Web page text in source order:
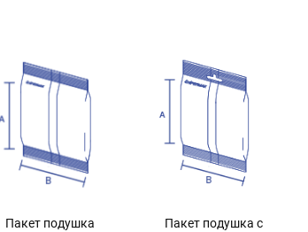
Пакет подушка
Пакет подушка с